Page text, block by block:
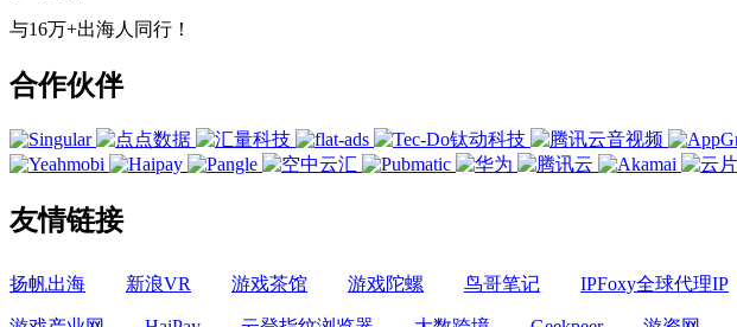
与16万+出海人同行！
合作伙伴
友情链接
扬帆出海 新浪VR 游戏茶馆 游戏陀螺 鸟哥笔记 IPFoxy全球代理IP